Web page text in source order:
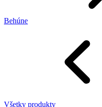
Behúne
Všetky produkty